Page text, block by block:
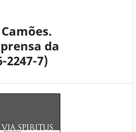
da
2247-7)